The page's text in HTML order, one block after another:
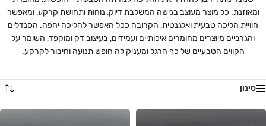
ומאוזנת. כל מוצר מעוצב בגישה המשלבת דיוק, נוחות ותחושת קרקע, ומאפשר
חוויית הליכה טבעית ואלגנטית, הקרובה ככל האפשר להליכה יחפה. הסנדלים
והגרביים מיוצרים מחומרים איכותיים ועמידים, בעיצוב דק ומוקפד, השומר על
הקווים הטבעיים של כף הרגל ומעניק לה חופש תנועה וחיבור לקרקע.
סינון